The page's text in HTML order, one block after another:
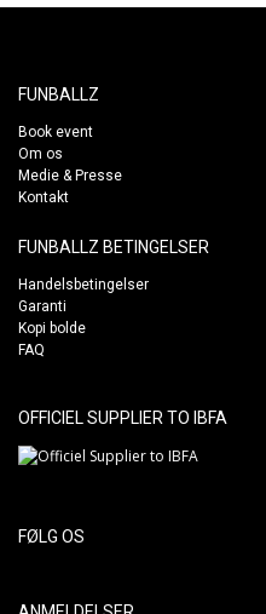
FUNBALLZ
Book event
Om os
Medie & Presse
Kontakt
FUNBALLZ BETINGELSER
Handelsbetingelser
Garanti
Kopi bolde
FAQ
OFFICIEL SUPPLIER TO IBFA
FØLG OS